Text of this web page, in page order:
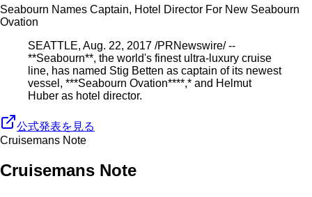
Seabourn Names Captain, Hotel Director For New Seabourn
Ovation
SEATTLE, Aug. 22, 2017 /PRNewswire/ --
**Seabourn**, the world's finest ultra-luxury cruise
line, has named Stig Betten as captain of its newest
vessel, ***Seabourn Ovation****,* and Helmut
Huber as hotel director.
公式発表を見る
Cruisemans Note
Cruisemans Note